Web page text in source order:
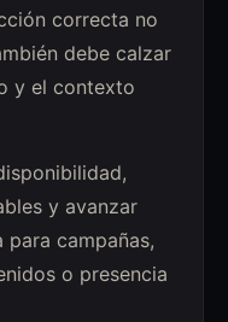
correcta no
debe calzar
y el contexto
y avanzar
campañas,
o presencia